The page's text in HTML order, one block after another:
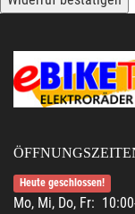
Heute geschlossen!
Mo, Mi, Do, Fr: